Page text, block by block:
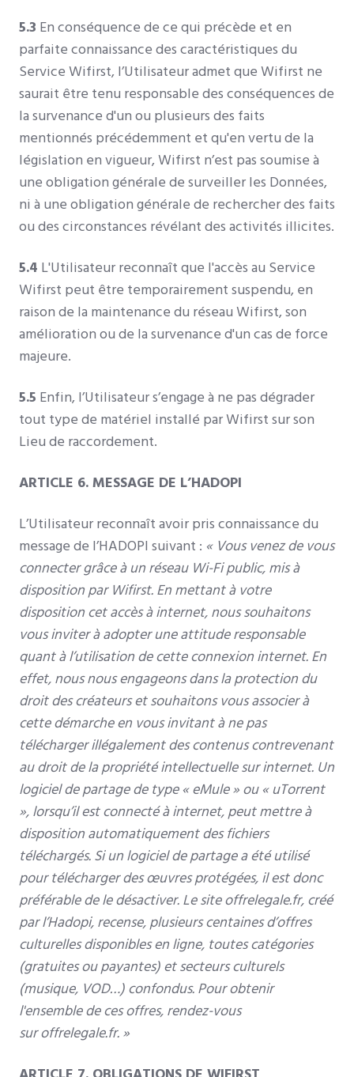
5.3 En conséquence de ce qui précède et en
parfaite connaissance des caractéristiques du
Service Wifirst, l’Utilisateur admet que Wifirst ne
saurait être tenu responsable des conséquences de
la survenance d'un ou plusieurs des faits
mentionnés précédemment et qu'en vertu de la
législation en vigueur, Wifirst n’est pas soumise à
une obligation générale de surveiller les Données,
ni à une obligation générale de rechercher des faits
ou des circonstances révélant des activités illicites.
5.4 L'Utilisateur reconnaît que l'accès au Service
Wifirst peut être temporairement suspendu, en
raison de la maintenance du réseau Wifirst, son
amélioration ou de la survenance d'un cas de force
majeure.
5.5 Enfin, l’Utilisateur s’engage à ne pas dégrader
tout type de matériel installé par Wifirst sur son
Lieu de raccordement.
ARTICLE 6. MESSAGE DE L’HADOPI
L’Utilisateur reconnaît avoir pris connaissance du
message de l’HADOPI suivant : « Vous venez de vous
connecter grâce à un réseau Wi-Fi public, mis à
disposition par Wifirst. En mettant à votre
disposition cet accès à internet, nous souhaitons
vous inviter à adopter une attitude responsable
quant à l’utilisation de cette connexion internet. En
effet, nous nous engageons dans la protection du
droit des créateurs et souhaitons vous associer à
cette démarche en vous invitant à ne pas
télécharger illégalement des contenus contrevenant
au droit de la propriété intellectuelle sur internet. Un
logiciel de partage de type « eMule » ou « uTorrent
», lorsqu’il est connecté à internet, peut mettre à
disposition automatiquement des fichiers
téléchargés. Si un logiciel de partage a été utilisé
pour télécharger des œuvres protégées, il est donc
préférable de le désactiver. Le siteoffrelegale.fr, créé
par l’Hadopi, recense, plusieurs centaines d’offres
culturelles disponibles en ligne, toutes catégories
(gratuites ou payantes) et secteurs culturels
(musique, VOD…) confondus. Pour obtenir
l'ensemble de ces offres, rendez-vous
suroffrelegale.fr. »